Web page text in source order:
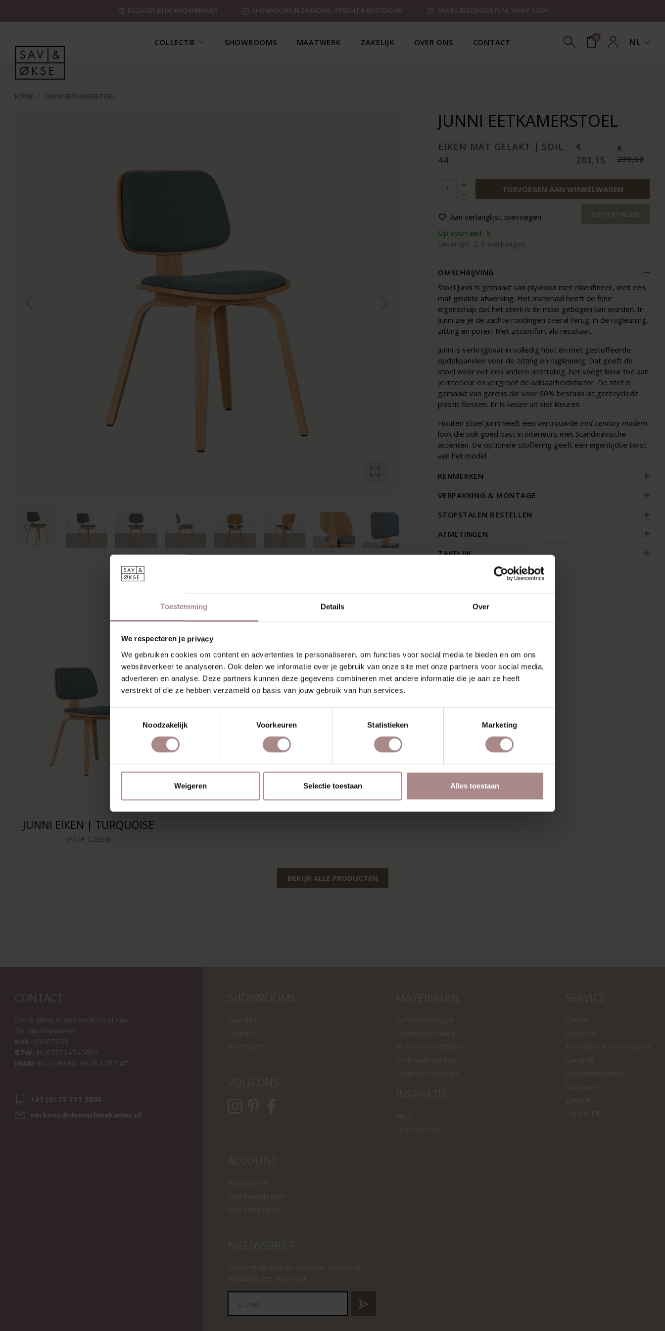
Toestemming Details Over
We respecteren je privacy
We gebruiken cookies om content en advertenties te personaliseren, om functies voor social media te bieden en om ons
websiteverkeer te analyseren. Ook delen we informatie over je gebruik van onze site met onze partners voor social media,
adverteren en analyse. Deze partners kunnen deze gegevens combineren met andere informatie die je aan ze heeft
verstrekt of die ze hebben verzameld op basis van jouw gebruik van hun services.
Toestemmingsselectie
Noodzakelijk
Voorkeuren Statistieken Marketing
Weigeren Selectie toestaan Alles toestaan
EXCLUSIEF BIJ DE MACHINEKAMER SHOWROOMS IN ZAANDAM, UTRECHT & ROTTERDAM GRATIS BEZORGING IN NL VANAF €250*
COLLECTIE SHOWROOMS MAATWERK ZAKELIJK OVER ONS CONTACT 0 NL
HOME / JUNNI EETKAMERSTOEL
JUNNI EETKAMERSTOEL
EIKEN MAT GELAKT | SOIL
44
€
203,15
€
239,00
TOEVOEGEN AAN WINKELWAGEN
Aan verlanglijst toevoegen
Op voorraad: 5
Levertijd: 2-5 werkdagen
OMSCHRIJVING
Stoel Junni is gemaakt van plywood met eikenfineer, met een
mat gelakte afwerking. Het materiaal heeft de fijne
eigenschap dat het sterk is én mooi gebogen kan worden. In
Junni zie je de zachte rondingen overal terug: in de rugleuning,
zitting en poten. Met zitcomfort als resultaat.
Junni is verkrijgbaar in volledig hout én met gestoffeerde
opdekpanelen voor de zitting en rugleuning. Dat geeft de
stoel weer net een andere uitstraling, het voegt kleur toe aan
je interieur en vergroot de aaibaarheidsfactor. De stof is
gemaakt van garens die voor 60% bestaan uit gerecyclede
plastic flessen. Er is keuze uit vier kleuren.
Houten stoel Junni heeft een vertrouwde mid-century modern
look die ook goed past in interieurs met Scandinavische
accenten. De optionele stoffering geeft een eigentijdse twist
aan het model.
KENMERKEN
VERPAKKING & MONTAGE
STOFSTALEN BESTELLEN
AFMETINGEN
ZAKELIJK
RECENT BEKEKEN
JUNNI EIKEN | TURQUOISE
VANAF € 239,00
BEKIJK ALLE PRODUCTEN
CONTACT
Sav & Økse is een onderdeel van
De Machinekamer
KvK: 69067058
BTW: NL857714545B01
IBAN: NL21 RABO 0126 3237 47
+31 (0) 75 711 3930
verkoop@demachinekamer.nl